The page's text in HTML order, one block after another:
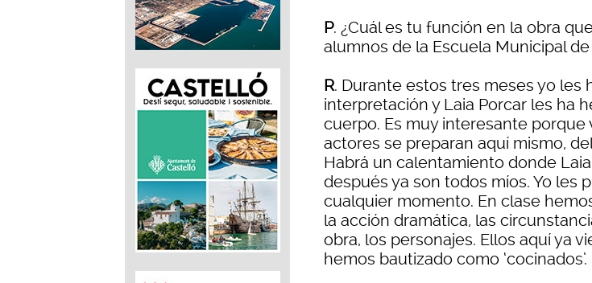
P. ¿Cuál es tu función en la obra
alumnos de la Escuela Municipal
R. Durante estos tres meses yo les
interpretación y Laia Porcar les ha
cuerpo. Es muy interesante porque
actores se preparan aquí mismo,
Habrá un calentamiento donde
después ya son todos míos. Yo les
cualquier momento. En clase
la acción dramática, las
obra, los personajes. Ellos aquí ya
hemos bautizado como ‘cocinados’.